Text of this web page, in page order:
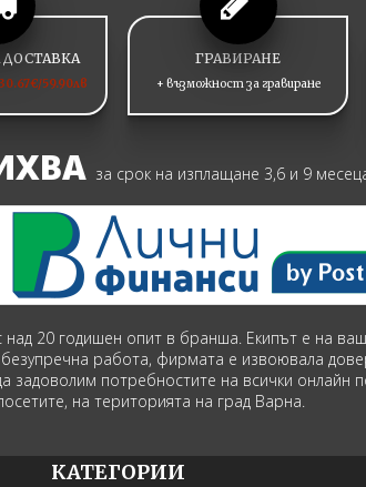
ДОСТАВКА
59.90лв
ГРАВИРАНЕ
+ възможност за гравиране
за срок на изплащане 3,6 и 9
20 годишен опит в бранша. Екипът е на
работа, фирмата е извоювала
задоволим потребностите на всички
на територията на град Варна.
КАТЕГОРИИ